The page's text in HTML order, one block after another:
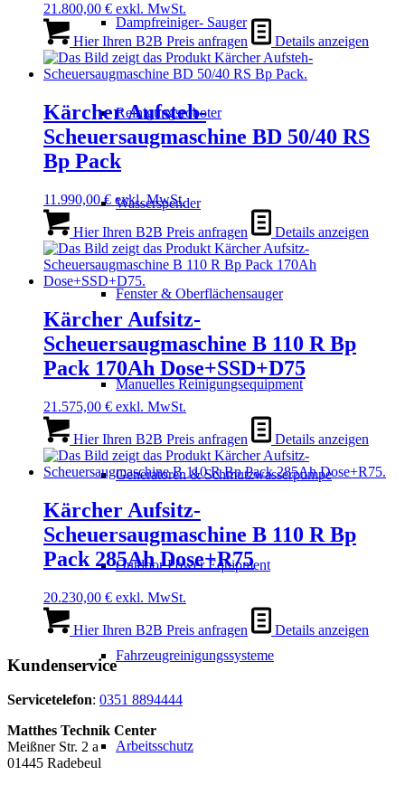
Dampfreiniger- Sauger
Reinigungsroboter
Wasserspender
Fenster & Oberflächensauger
Manuelles Reinigungsequipment
Generatoren & Schmutzwasserpumpe
Outdoor Power Equipment
Fahrzeugreinigungssysteme
Arbeitsschutz
21.800,00 € exkl. MwSt.
Hier Ihren B2B Preis anfragen Details anzeigen
Kärcher Aufsteh-
Scheuersaugmaschine BD 50/40 RS
Bp Pack
11.990,00€ exkl. MwSt.
Hier Ihren B2B Preis anfragen Details anzeigen
Kärcher Aufsitz-
Scheuersaugmaschine B 110 R Bp
Pack 170Ah Dose+SSD+D75
21.575,00 € exkl. MwSt.
Hier Ihren B2B Preis anfragen Details anzeigen
Kärcher Aufsitz-
Scheuersaugmaschine B 110 R Bp
Pack 285Ah Dose+R75
20.230,00 € exkl. MwSt.
Hier Ihren B2B Preis anfragen Details anzeigen
Kundenservice
Servicetelefon: 0351 8894444
Matthes Technik Center
Meißner Str. 2 a
01445 Radebeul